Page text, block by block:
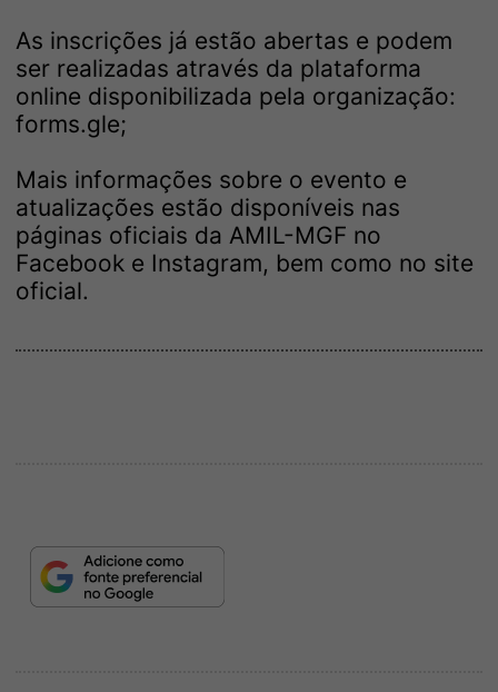
As inscrições já estão abertas e podem
ser realizadas através da plataforma
online disponibilizada pela organização:
forms.gle;
Mais informações sobre o evento e
atualizações estão disponíveis nas
páginas oficiais da AMIL-MGF no
Facebook e Instagram, bem como no site
oficial.